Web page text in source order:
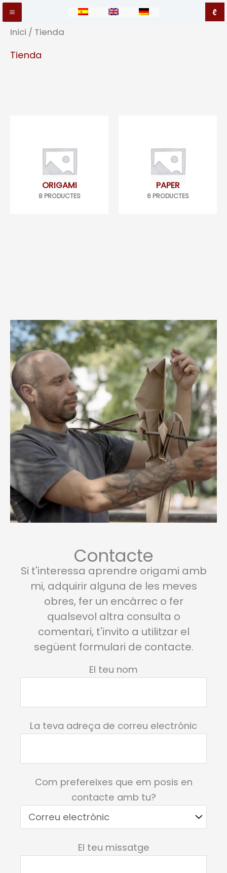
Vés
al
contingut
Main
€
Inici / Tienda
Tienda
ORIGAMI
8 PRODUCTES
PAPER
6 PRODUCTES
Contacte
Si t'interessa aprendre origami amb
mi, adquirir alguna de les meves
obres, fer un encàrrec o fer
qualsevol altra consulta o
comentari, t'invito a utilitzar el
següent formulari de contacte.
El teu nom
La teva adreça de correu electrònic
Com prefereixes que em posis en
contacte amb tu?
Deixeu aquest camp buit.
El teu missatge